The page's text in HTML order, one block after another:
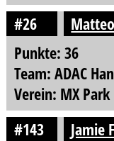
#26
Punkte: 36
Team: ADAC
Verein: MX
#143
Jamie